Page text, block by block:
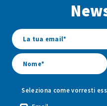
di
Seleziona come vorresti